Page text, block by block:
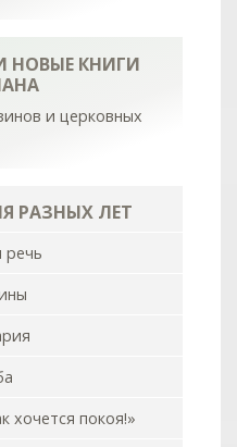
НОВЫЕ КНИГИ
и церковных
РАЗНЫХ ЛЕТ
речь
хочется покоя!»